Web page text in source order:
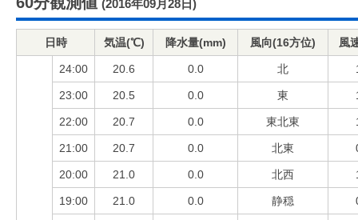
(2016年09月28日)
日時 気温(℃) 降水量(mm) 風向(16方位) 風
24:00 20.6 0.0 北
23:00 20.5 0.0 東
22:00 20.7 0.0 東北東
21:00 20.7 0.0 北東
20:00 21.0 0.0 北西
19:00 21.0 0.0 静穏